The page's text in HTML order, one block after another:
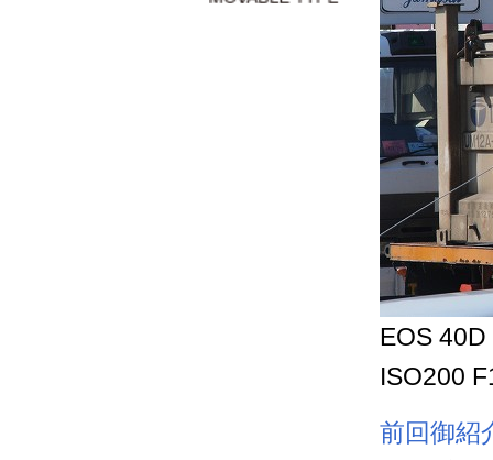
EOS
ISO200
前回御紹